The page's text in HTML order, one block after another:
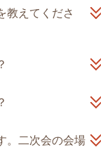
教えてくださ
。二次会の会場